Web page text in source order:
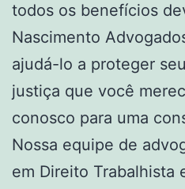
todos os benefícios
Nascimento
ajudá-lo a proteger
justiça que você
conosco para uma
Nossa equipe de
em Direito Trabalhista